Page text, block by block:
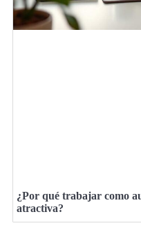
¿Por qué trabajar como
atractiva?